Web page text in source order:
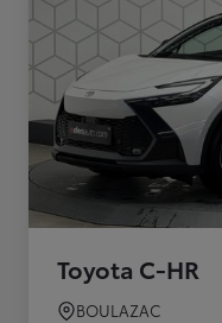
Toyota C-HR
BOULAZAC